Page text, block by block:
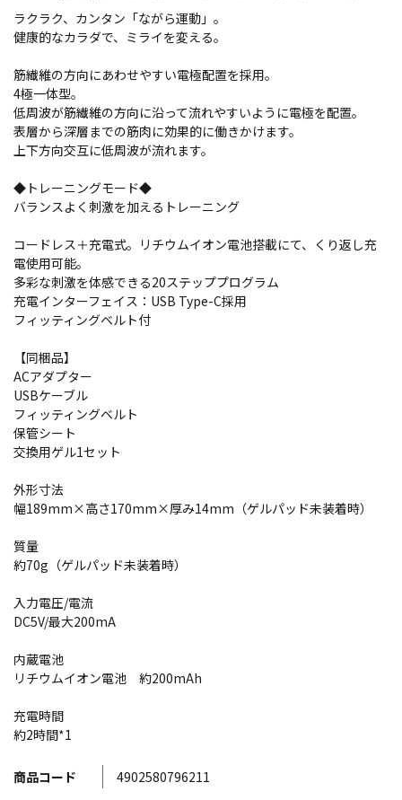
商品コード 4902580796211
ラクラク、カンタン「ながら運動」。
健康的なカラダで、ミライを変える。
筋繊維の方向にあわせやすい電極配置を採用。
4極一体型。
低周波が筋繊維の方向に沿って流れやすいように電極を配置。
表層から深層までの筋肉に効果的に働きかけます。
上下方向交互に低周波が流れます。
◆トレーニングモード◆
バランスよく刺激を加えるトレーニング
コードレス＋充電式。リチウムイオン電池搭載にて、くり返し充
電使用可能。
多彩な刺激を体感できる20ステッププログラム
充電インターフェイス：USB Type-C採用
フィッティングベルト付
【同梱品】
ACアダプター
USBケーブル
フィッティングベルト
保管シート
交換用ゲル1セット
外形寸法
幅189mm×高さ170mm×厚み14mm（ゲルパッド未装着時）
質量
約70g（ゲルパッド未装着時）
入力電圧/電流
DC5V/最大200mA
内蔵電池
リチウムイオン電池 約200mAh
充電時間
約2時間*1